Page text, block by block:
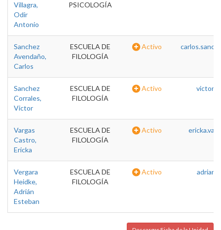
Villagra,
Odir
Antonio
PSICOLOGÍA
Sanchez
Avendaño,
Carlos
ESCUELA DE
FILOLOGÍA
Activo
Sanchez
Corrales,
Victor
ESCUELA DE
FILOLOGÍA
Activo
Vargas
Castro,
Ericka
ESCUELA DE
FILOLOGÍA
Activo
Vergara
Heidke,
Adrián
Esteban
ESCUELA DE
FILOLOGÍA
Activo